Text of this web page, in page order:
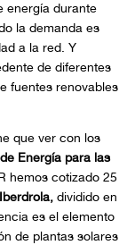
energía durante
la demanda es
a la red. Y
de diferentes
fuentes renovables
que ver con los
Energía para las
hemos cotizado 25
Iberdrola,dividido en
es el elemento
de plantas solares